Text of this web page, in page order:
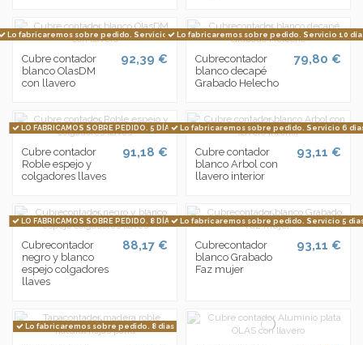
Lo fabricaremos sobre pedido. Servicio 5 dias
Cubre contador
blanco OlasDM
con llavero
92,39 €
Lo fabricaremos sobre pedido. Servicio 10
Cubrecontador
blanco decapé
Grabado Helecho
79,80 €
LO FABRICAMOS SOBRE PEDIDO. 5 DÍAS.
Cubre contador
Roble espejo y
colgadores llaves
91,18 €
Lo fabricaremos sobre pedido. Servicio 6
Cubre contador
blanco Arbol con
llavero interior
93,11 €
LO FABRICAMOS SOBRE PEDIDO. 8 DÍAS.
Cubrecontador
negro y blanco
espejo colgadores
llaves
88,17 €
Lo fabricaremos sobre pedido. Servicio 5
Cubrecontador
blanco Grabado
Faz mujer
93,11 €
Lo fabricaremos sobre pedido. 8 dias